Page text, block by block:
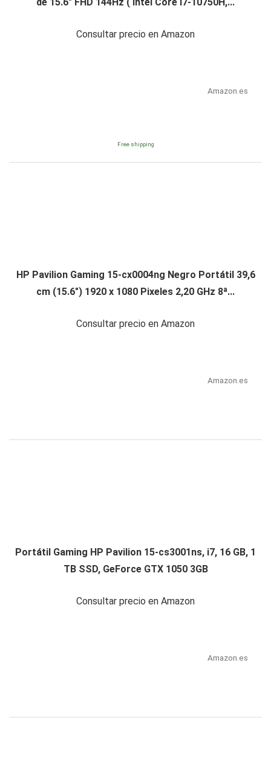
de 15.6" FHD 144Hz ( Intel Core i7-10750H,...
Consultar precio en Amazon
Amazon.es
Free shipping
HP Pavilion Gaming 15-cx0004ng Negro Portátil 39,6
cm (15.6") 1920 x 1080 Pixeles 2,20 GHz 8ª...
Consultar precio en Amazon
Amazon.es
Portátil Gaming HP Pavilion 15-cs3001ns, i7, 16 GB, 1
TB SSD, GeForce GTX 1050 3GB
Consultar precio en Amazon
Amazon.es